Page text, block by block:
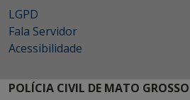
LGPD
Fala Servidor
Acessibilidade
POLÍCIA CIVIL DE MATO